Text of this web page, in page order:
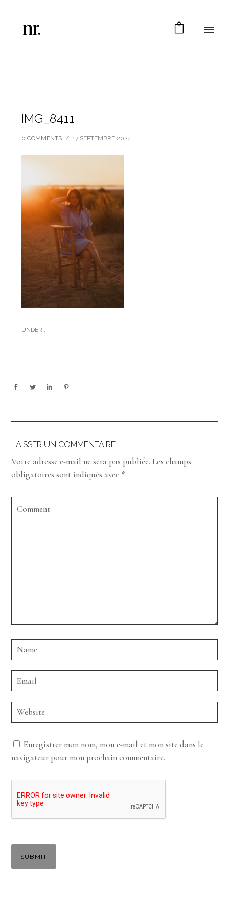
IMG_8411
0 COMMENTS / 17 SEPTEMBRE 2024
UNDER :
LAISSER UN COMMENTAIRE
Votre adresse e-mail ne sera pas publiée. Les champs
obligatoires sont indiqués avec *
Enregistrer mon nom, mon e-mail et mon site dans le
navigateur pour mon prochain commentaire.